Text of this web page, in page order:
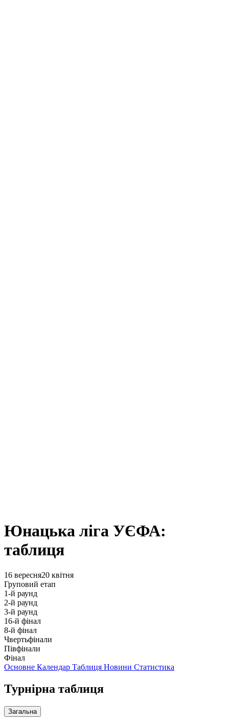
Юнацька ліга УЄФА:
таблиця
16 вересня20 квітня
Груповий етап
1-й раунд
2-й раунд
3-й раунд
16-й фінал
8-й фінал
Чвертьфінали
Півфінали
Фінал
Основне Календар Таблиця Новини Статистика
Турнірна таблиця
Загальна